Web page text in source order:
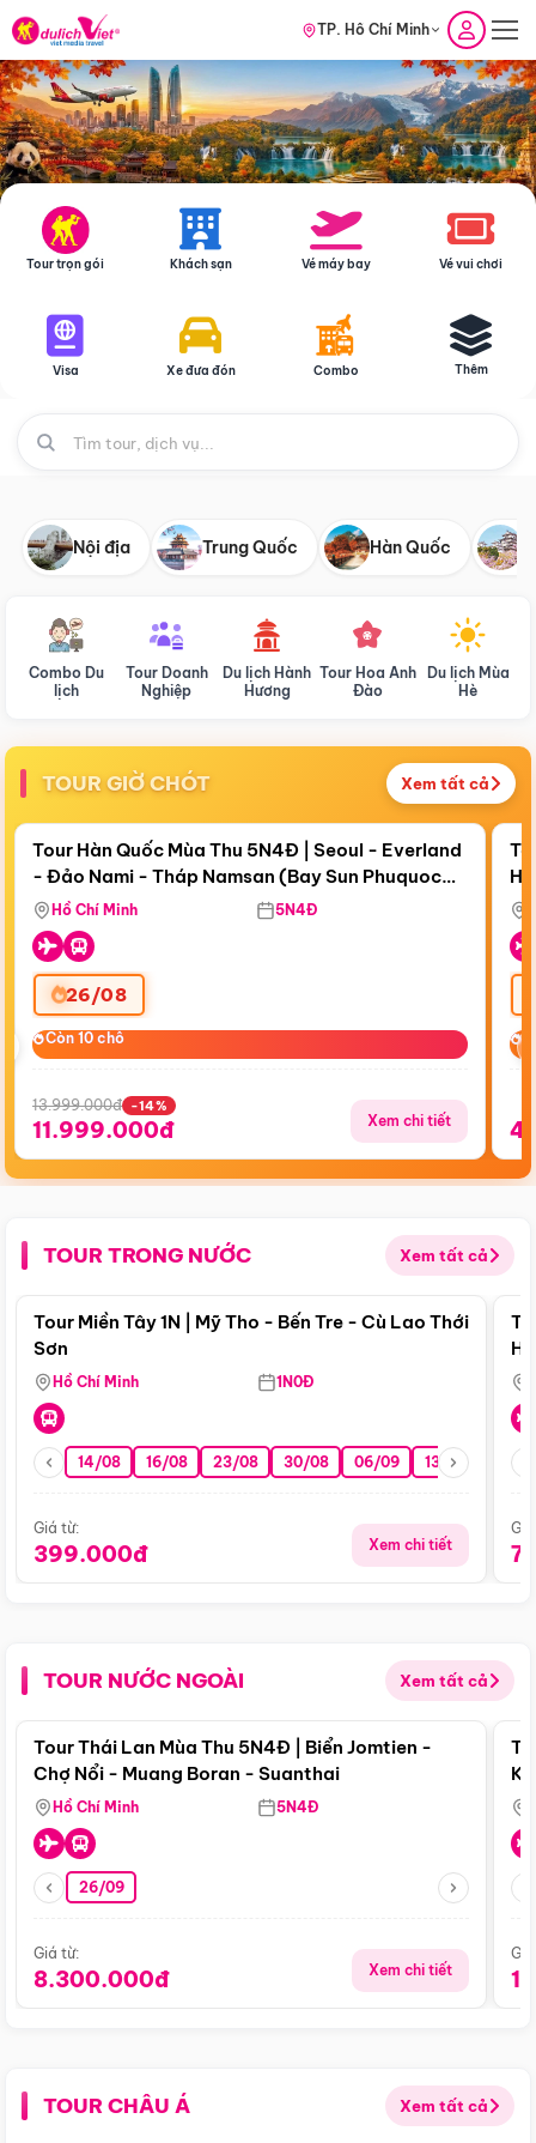
TP. Hồ Chí Minh
Tour trọn gói Khách sạn Vé máy bay Vé vui chơi
Visa Xe đưa đón Combo Thêm
Nội địa Trung Quốc Hàn Quốc
Combo Du
lịch
Tour Doanh
Nghiệp
Du lịch Hành
Hương
Tour Hoa Anh
Đào
Du lịch Mùa
Hè
TOUR GIỜ CHÓT Xem tất cả
Còn19 ngày 00:32:42
Điểm nổi bật
Tour Hàn Quốc Mùa Thu 5N4Đ | Seoul - Everland
- Đảo Nami - Tháp Namsan (Bay Sun Phuquoc
Airways)
Hồ Chí Minh 5N4Đ
26/08
Còn 10 chỗ
Còn 10 chỗ
13.999.000đ -14%
11.999.000đ Xem chi tiết
TOUR TRONG NƯỚC Xem tất cả
Điểm nổi bật
Tour Miền Tây 1N | Mỹ Tho - Bến Tre - Cù Lao Thới
Sơn
Hồ Chí Minh 1N0Đ
14/08 16/08 23/08 30/08 06/09 13/09 20/09
Giá từ:
399.000đ Xem chi tiết
TOUR NƯỚC NGOÀI Xem tất cả
Điểm nổi bật
Tour Thái Lan Mùa Thu 5N4Đ | Biển Jomtien -
Chợ Nổi - Muang Boran - Suanthai
Hồ Chí Minh 5N4Đ
26/09
Giá từ:
8.300.000đ Xem chi tiết
TOUR CHÂU Á Xem tất cả
Điểm nổi bật